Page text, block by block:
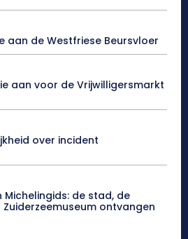
aan de Westfriese Beursvloer
aan voor de Vrijwilligersmarkt
over incident
Michelingids: de stad, de
ontvangen